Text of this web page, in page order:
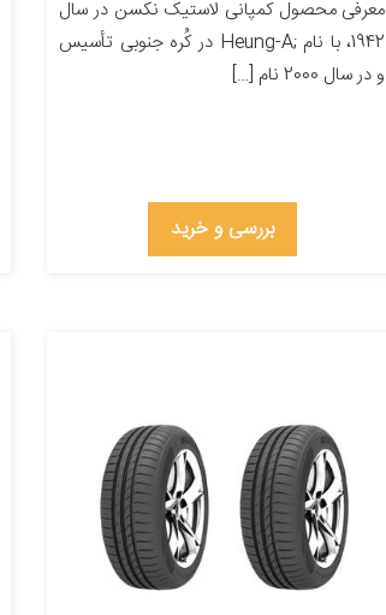
معرفی محصول کمپانی لاستیک نکسن در سال
1942، با نام ;Heung-A در کُره­ جنوبی تأسیس
و در سال 2000 نام […]
بررسی و خرید